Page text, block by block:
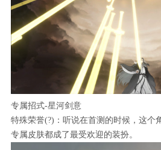
专属招式-星河剑意
特殊荣誉(?)：听说在首测的时候，这个
专属皮肤都成了最受欢迎的装扮。